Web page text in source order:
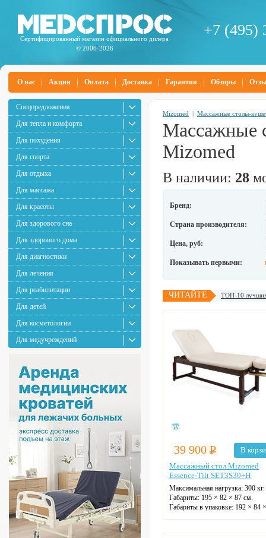
Сертифицированный магазин официального дилера
© 2006-2026
+7 (495)
О нас Акции Оплата Доставка Гарантия Обзоры
Спецпредложения
Для тепла и комфорта
Для похудения
Для спорта
Для отдыха
Для массажа
Для красоты
Для здорового сна
Для здорового дома
Для диагностики
Для лечения
Для реабилитации
Для детей
Для косметологии
Для медучреждений
Mizomed | Массажные столы-
Массажные
Mizomed
В наличии: 28
Бренд:
Страна производителя:
Цена, руб:
Показывать первыми:
ЧИТАЙТЕ ТОП-10 лучших
🏆
39 900 Р
В
Массажный стол Mizomed
Essence-Tilt SET3S30+H
Максимальная нагрузка: 300 кг.
Габариты: 195 × 82 × 87 см.
Габариты в упаковке: 192 × 84